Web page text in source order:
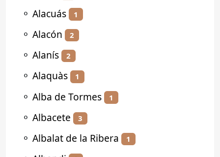
⚬ Alacuás 1
⚬ Alacón 2
⚬ Alanís 2
⚬ Alaquàs 1
⚬ Alba de Tormes 1
⚬ Albacete 3
⚬ Albalat de la Ribera 1